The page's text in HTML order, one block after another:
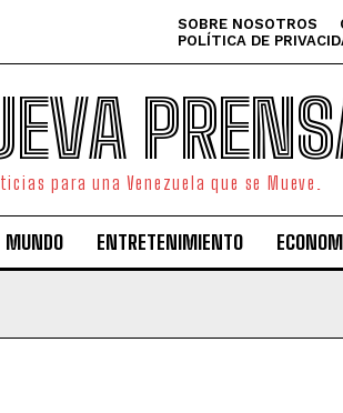
SOBRE NOSOTROS
POLÍTICA DE
para una Venezuela que se Mueve.
MUNDO ENTRETENIMIENTO